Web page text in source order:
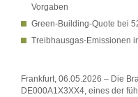
Vorgaben
Green-Building-Quote bei
Treibhausgas-Emissionen
Frankfurt, 06.05.2026 – Die
DE000A1X3XX4, eines der